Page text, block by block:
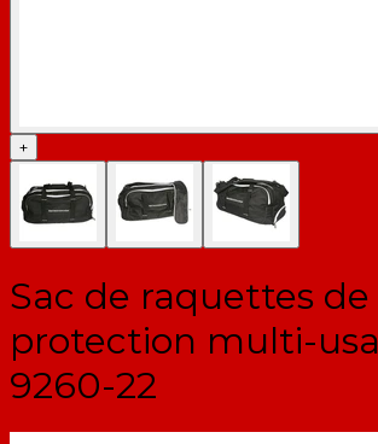
+
Sac de raquettes de
protection multi-
9260-22